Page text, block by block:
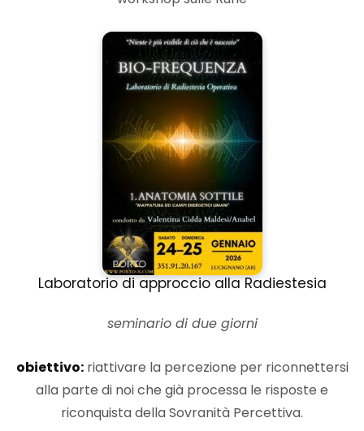
Laboratorio di approccio alla Radiestesia
seminario di due giorni
obiettivo:riattivare la percezione per riconnettersi
alla parte di noi che già processa le risposte e
riconquista della Sovranità Percettiva.